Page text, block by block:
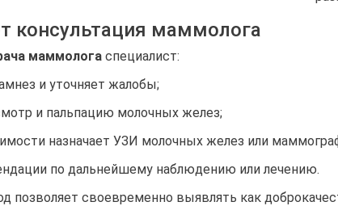
консультация маммолога
маммолога специалист:
и уточняет жалобы;
и пальпацию молочных желез;
назначает УЗИ молочных желез или
по дальнейшему наблюдению или лечению.
позволяет своевременно выявлять как